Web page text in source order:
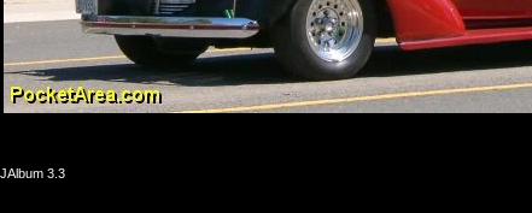
JAlbum 3.3